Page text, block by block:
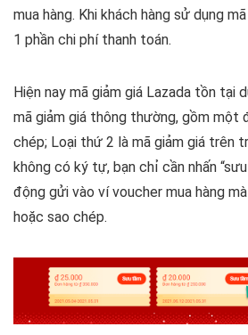
mua hàng. Khi khách hàng sử dụng
1 phần chi phí thanh toán.
Hiện nay mã giảm giá Lazada tồn tại
mã giảm giá thông thường, gồm một
chép; Loại thứ 2 là mã giảm giá trên
không có ký tự, bạn chỉ cần nhấn
động gửi vào ví voucher mua hàng
hoặc sao chép.